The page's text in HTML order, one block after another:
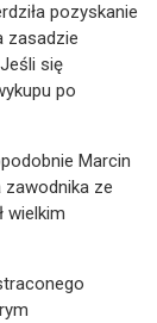
pozyskanie
zasadzie
się
po
Marcin
zawodnika ze
wielkim